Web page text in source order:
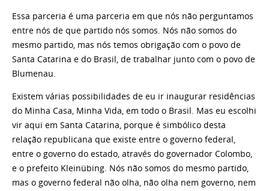
Essa parceria é uma parceria em que nós não perguntamos
entre nós de que partido nós somos. Nós não somos do
mesmo partido, mas nós temos obrigação com o povo de
Santa Catarina e do Brasil, de trabalhar junto com o povo de
Blumenau.
Existem várias possibilidades de eu ir inaugurar residências
do Minha Casa, Minha Vida, em todo o Brasil. Mas eu escolhi
vir aqui em Santa Catarina, porque é simbólico desta
relação republicana que existe entre o governo federal,
entre o governo do estado, através do governador Colombo,
e o prefeito Kleinübing. Nós não somos do mesmo partido,
mas o governo federal não olha, não olha nem governo, nem